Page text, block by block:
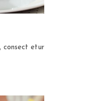
consect etur